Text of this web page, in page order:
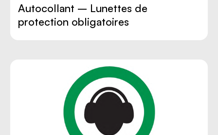
Autocollant – Lunettes de
protection obligatoires